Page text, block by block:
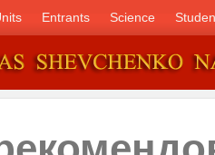
Entrants Science